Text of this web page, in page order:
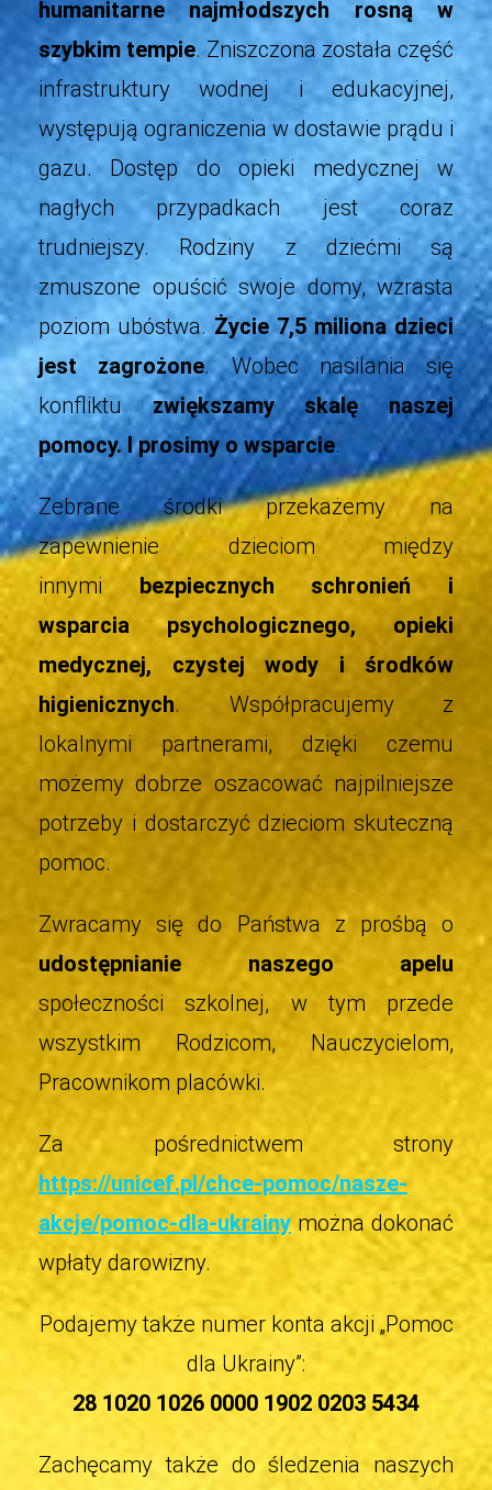
humanitarne najmłodszych rosną w
szybkim tempie. Zniszczona została część
infrastruktury wodnej i edukacyjnej,
występują ograniczenia w dostawie prądu i
gazu. Dostęp do opieki medycznej w
nagłych przypadkach jest coraz
trudniejszy. Rodziny z dziećmi są
zmuszone opuścić swoje domy, wzrasta
poziom ubóstwa. Życie 7,5 miliona dzieci
jest zagrożone. Wobec nasilania się
konfliktuzwiększamy skalę naszej
pomocy. I prosimy o wsparcie.
Zebrane środki przekażemy na
zapewnienie dzieciom między
innymi bezpiecznych schronień i
wsparcia psychologicznego, opieki
medycznej, czystej wody i środków
higienicznych. Współpracujemy z
lokalnymi partnerami, dzięki czemu
możemy dobrze oszacować najpilniejsze
potrzeby i dostarczyć dzieciom skuteczną
pomoc.
Zwracamy się do Państwa z prośbą o
udostępnianie naszego apelu
społeczności szkolnej, w tym przede
wszystkim Rodzicom, Nauczycielom,
Pracownikom placówki.
Za pośrednictwem strony
https://unicef.pl/chce-pomoc/nasze-
akcje/pomoc-dla-ukrainymożna dokonać
wpłaty darowizny.
Podajemy także numer konta akcji „Pomoc
dla Ukrainy”:
28 1020 1026 0000 1902 0203 5434
Zachęcamy także do śledzenia naszych